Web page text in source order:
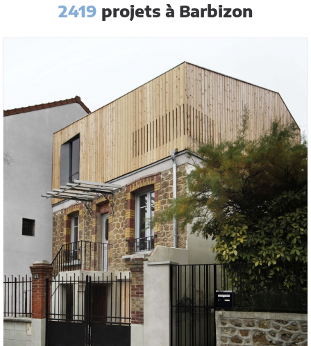
2419 projets à Barbizon